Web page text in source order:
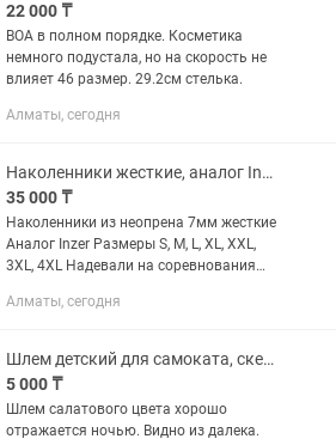
22 000 ₸
BOA в полном порядке. Косметика
немного подустала, но на скорость не
влияет 46 размер. 29.2см стелька.
Алматы, сегодня
Наколенники жесткие, аналог Inzer
35 000 ₸
Наколенники из неопрена 7мм жесткие
Аналог Inzer Размеры S, M, L, XL, XXL,
3XL, 4XL Надевали на соревнования
комплекте
Алматы, сегодня
Шлем детский для самоката, скейтборда и т.д.
5 000 ₸
Шлем салатового цвета хорошо
отражается ночью. Видно из далека.